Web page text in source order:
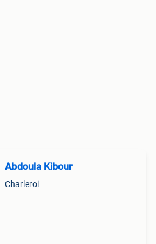
Abdoula Kibour
Charleroi